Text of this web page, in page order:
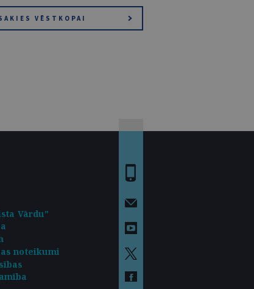
VĒSTKOPAI
Vārdu"
noteikumi